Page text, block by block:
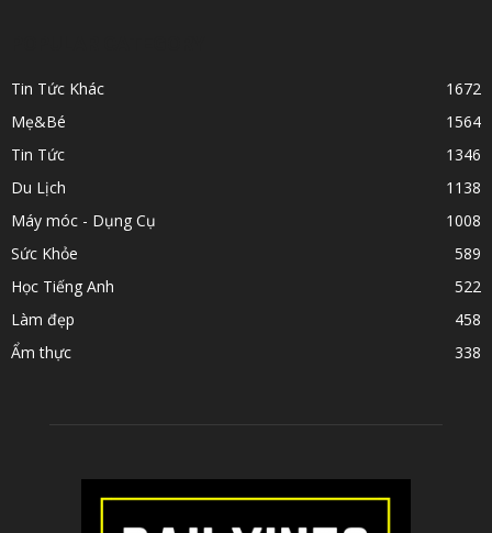
Tin Tức Khác
1672
Mẹ&Bé
1564
Tin Tức
1346
Du Lịch
1138
Máy móc - Dụng Cụ
1008
Sức Khỏe
589
Học Tiếng Anh
522
Làm đẹp
458
Ẩm thực
338